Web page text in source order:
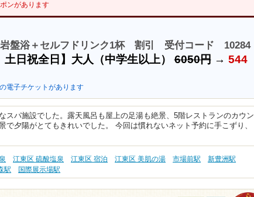
ンがあります
岩盤浴＋セルフドリンク1杯 割引 受付コード 10284
土日祝全日】大人（中学生以上）6050円→ 544
電子チケットがあります
スパ施設でした。露天風呂も屋上の足湯も絶景、5階レストランのカウン
で夕陽がとてもきれいでした。 今回は慣れないネット予約に手こずり、
江東区 硫酸塩泉 江東区 宿泊 江東区 美肌の湯 市場前駅
新豊洲駅
駅
国際展示場駅